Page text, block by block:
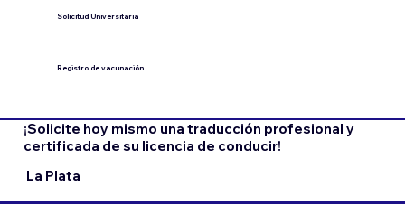
​Solicitud Universitaria
Registro de vacunación
¡Solicite hoy mismo una traducción profesional y
certificada de su licencia de conducir!
La Plata